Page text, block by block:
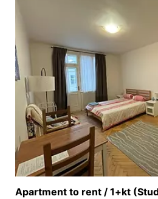
Apartment to rent / 1+kt